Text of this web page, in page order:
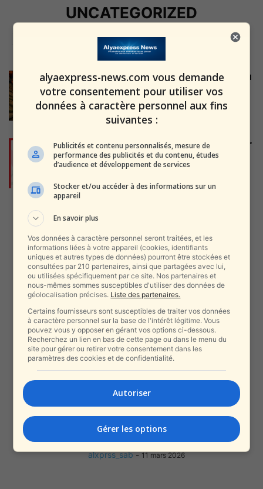
UNCATEGORIZED
ALYAEXPRESS-NEWS, TOUS NOS SITES EN UN SEUL !
INFOS ISRAEL NEWS ISRAEL CHRONO BOUTIQUE
Le père de Yuval, l’enfant disparu
: « Au bout de...
alxprss_sab 24 juillet 2026
À New York, une loi relancée pour
interdire aux associations de...
alxprss_sab
L’histoire ce ce juif orthodoxe de
New York assassiné en
Colombie...
alxprss_sab - 4 mai 2026
Opérations américano-
israéliennes, des opérations
Philippe...
alxprss_sab - 14 avril 2026
À la veille du blocus : Netanyahu
révèle sa conversation avec...
Corée du Nord : Kim Jong-un
teste un missile de 5...
alxprss_sab - 11 mars 2026
alyaexpress-news.com vous demande
votre consentement pour utiliser vos
données à caractère personnel aux fins
suivantes :
Publicités et contenu personnalisés, mesure de
performance des publicités et du contenu, études
d’audience et développement de services
Stocker et/ou accéder à des informations sur un
appareil
En savoir plus
Vos données à caractère personnel seront traitées, et les
informations liées à votre appareil (cookies, identifiants
uniques et autres types de données) pourront être stockées et
consultées par 210 partenaires, ainsi que partagées avec lui,
ou utilisées spécifiquement par ce site. Nos partenaires et
nous-mêmes sommes susceptibles d'utiliser des données de
géolocalisation précises. Liste des partenaires.
Certains fournisseurs sont susceptibles de traiter vos données
à caractère personnel sur la base de l'intérêt légitime. Vous
pouvez vous y opposer en gérant vos options ci-dessous.
Recherchez un lien en bas de cette page ou dans le menu du
site pour gérer ou retirer votre consentement dans les
paramètres des cookies et de confidentialité.
Autoriser
Gérer les options